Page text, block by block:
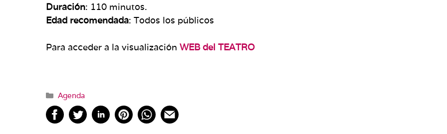
Duración: 110 minutos.
Edad recomendada: Todos los públicos
Para acceder a la visualización WEB del TEATRO
Categorías
Agenda